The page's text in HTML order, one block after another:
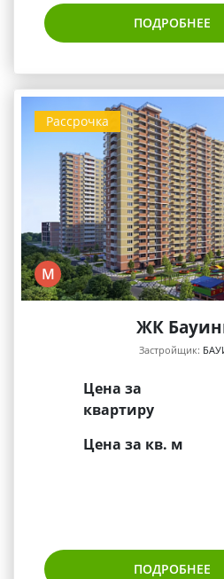
ПОДРОБНЕЕ
Рассрочка
М
ЖК
Застройщик:
Цена за
квартиру
Цена за кв. м
ПОДРОБНЕЕ